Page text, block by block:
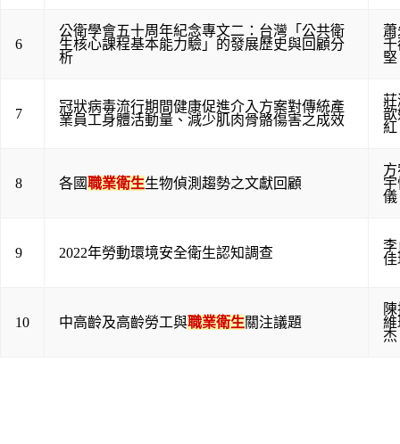
6
公衛學會五十周年紀念專文二：台灣「公共衛
生核心課程基本能力驗」的發展歷史與回顧分
析
蕭
千
堅
7
冠狀病毒流行期間健康促進介入方案對傳統產
業員工身體活動量、減少肌肉骨骼傷害之成效
莊
歆
紅
8 各國職業衛生生物偵測趨勢之文獻回顧
儀
9 2022年勞動環境安全衛生認知調查
李
佳
10 中高齡及高齡勞工與職業衛生關注議題
維
杰